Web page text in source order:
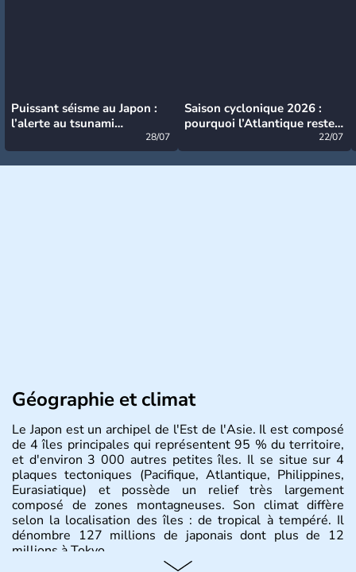
Puissant séisme au Japon :
l’alerte au tsunami
28/07
Saison cyclonique 2026 :
pourquoi l’Atlantique reste
22/07
Géographie et climat
Le Japon est un archipel de l'Est de l'Asie. Il est composé
de 4 îles principales qui représentent 95 % du territoire,
et d'environ 3 000 autres petites îles. Il se situe sur 4
plaques tectoniques (Pacifique, Atlantique, Philippines,
Eurasiatique) et possède un relief très largement
composé de zones montagneuses. Son climat diffère
selon la localisation des îles : de tropical à tempéré. Il
dénombre 127 millions de japonais dont plus de 12
millions à Tokyo.